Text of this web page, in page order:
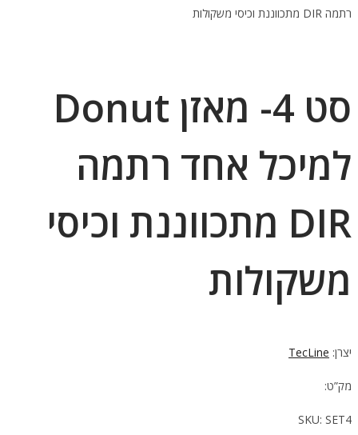
רתמה DIR מתכווננת וכיסי משקולות
סט 4- מאזן Donut
למיכל אחד רתמה
DIR מתכווננת וכיסי
משקולות
יצרן: TecLine
מק”ט:
SKU: SET4